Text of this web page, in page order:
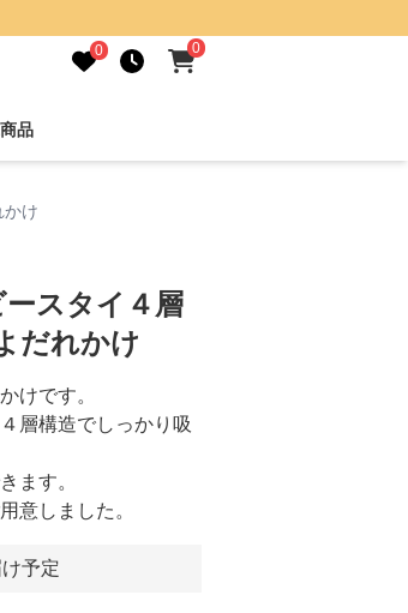
0 0
品
かけ
スタイ４層
だれかけ
けです。
層構造でしっかり吸
ます。
意しました。
予定